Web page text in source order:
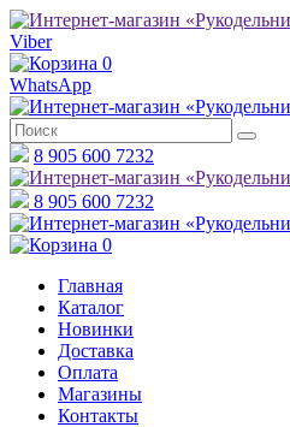
Viber
0
WhatsApp
8 905 600 7232
8 905 600 7232
0
Главная
Каталог
Новинки
Доставка
Оплата
Магазины
Контакты